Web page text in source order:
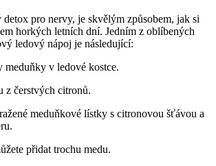
pro nervy, je skvělým způsobem, jak si
horkých letních dní. Jedním z oblíbených
ledový nápoj je následující:
meduňky v ledové kostce.
z čerstvých citronů.
meduňkové lístky s citronovou šťávou a
přidat trochu medu.